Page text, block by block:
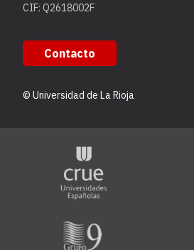
CIF: Q2618002F
Contacto
© Universidad de La Rioja